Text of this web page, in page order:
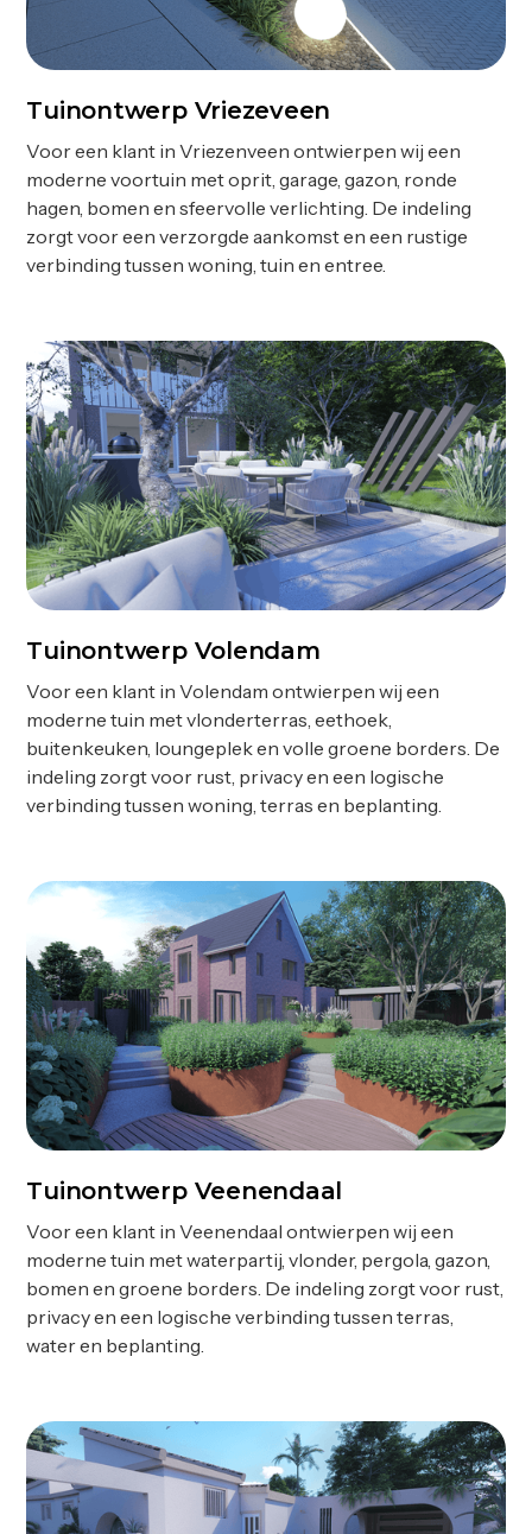
Ontwerp
Tuinontwerp Vriezeveen
Voor een klant in Vriezenveen ontwierpen wij een
moderne voortuin met oprit, garage, gazon, ronde
hagen, bomen en sfeervolle verlichting. De indeling
zorgt voor een verzorgde aankomst en een rustige
verbinding tussen woning, tuin en entree.
Ontwerp
Tuinontwerp Volendam
Voor een klant in Volendam ontwierpen wij een
moderne tuin met vlonderterras, eethoek,
buitenkeuken, loungeplek en volle groene borders. De
indeling zorgt voor rust, privacy en een logische
verbinding tussen woning, terras en beplanting.
Ontwerp
Tuinontwerp Veenendaal
Voor een klant in Veenendaal ontwierpen wij een
moderne tuin met waterpartij, vlonder, pergola, gazon,
bomen en groene borders. De indeling zorgt voor rust,
privacy en een logische verbinding tussen terras,
water en beplanting.